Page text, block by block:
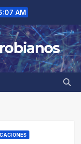
AM